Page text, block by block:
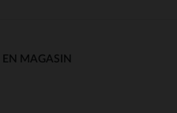
EN MAGASIN